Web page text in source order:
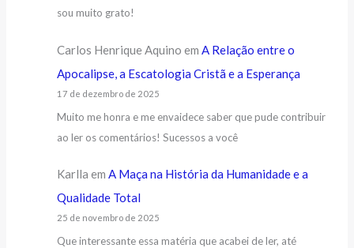
sou muito grato!
Carlos Henrique Aquino em A Relação entre o
Apocalipse, a Escatologia Cristã e a Esperança
17 de dezembro de 2025
Muito me honra e me envaidece saber que pude contribuir
ao ler os comentários! Sucessos a você
Karlla em A Maça na História da Humanidade e a
Qualidade Total
25 de novembro de 2025
Que interessante essa matéria que acabei de ler, até